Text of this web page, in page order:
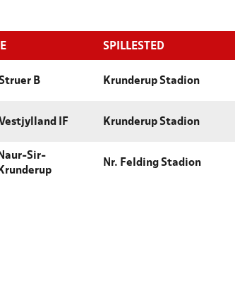
SPILLESTED
B Krunderup Stadion
Vestjylland IF Krunderup Stadion
Naur-Sir-
Krunderup
Nr. Felding Stadion